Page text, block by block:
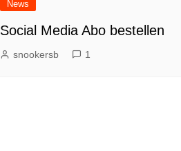
News
Social Media Abo bestellen
snookersb 1